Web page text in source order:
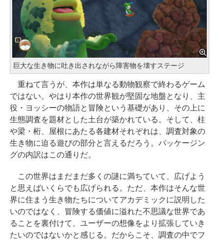
巨大な生き物に吐き出されながら障害物を壊すステージ
重ねて言うが、本作は単なる動物観察で終わるゲーム
ではない。やはり本作の世界観が堅固な地盤となり、主
役・ヨッシーの物語と冒険という基礎があり、その上に
生態調査を題材とした土台が築かれている。そして、柱
や梁・桁、屋根にあたる各建材それぞれは、調査対象の
生き物に迫る遊びの部分と言えるだろう。パッケージン
グの内訳はこの通りだ。
この世界はまだまだ多くの謎に満ちていて、広げよう
と思えばいくらでも広げられる。ただ、本作はそんな世
界に住まう生き物たちについてアカデミックに説明した
いのではなく、冒険する価値に溢れた不思議な世界であ
ることを裏付けて、ユーザーの想像をより拡張していき
たいのではないかと感じる。だからこそ、調査の中でフ